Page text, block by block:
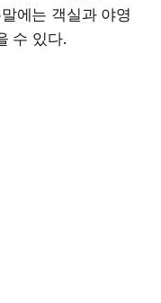
에는 객실과 야영
수 있다.